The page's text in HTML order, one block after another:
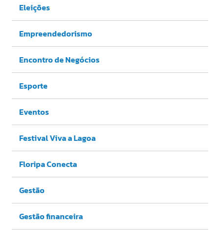
Eleições
Empreendedorismo
Encontro de Negócios
Esporte
Eventos
Festival Viva a Lagoa
Floripa Conecta
Gestão
Gestão financeira